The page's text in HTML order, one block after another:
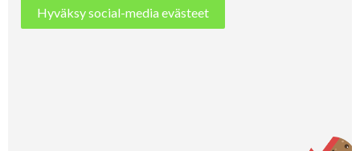
Hyväksy social-media evästeet